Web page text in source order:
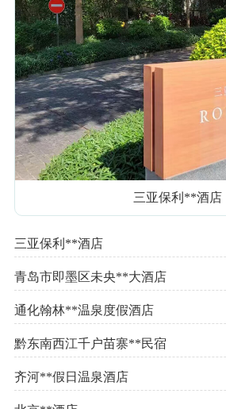
三亚保利**酒店
三亚保利**酒店
青岛市即墨区未央**大酒店
通化翰林**温泉度假酒店
黔东南西江千户苗寨**民宿
齐河**假日温泉酒店